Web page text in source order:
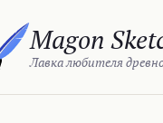
Magon
Лавка любителя